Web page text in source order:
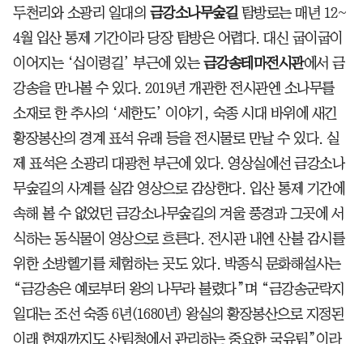
두천리와 소광리 일대의 금강소나무숲길 탐방로는 매년 12~
4월 입산 통제 기간이라 당장 탐방은 어렵다. 대신 굽이굽이
이어지는 ‘십이령길’ 부근에 있는 금강송테마전시관에서 금
강송을 만나볼 수 있다. 2019년 개관한 전시관엔 소나무를
소재로 한 추사의 ‘세한도’ 이야기, 숙종 시대 바위에 새긴
황장봉산의 경계 표석 유래 등을 전시물로 만날 수 있다. 실
제 표석은 소광리 대광천 부근에 있다. 영상실에선 금강소나
무숲길의 사계를 실감 영상으로 감상한다. 입산 통제 기간에
속해 볼 수 없었던 금강소나무숲길의 겨울 풍경과 그곳에 서
식하는 동식물이 영상으로 흐른다. 전시관 내엔 산불 감시를
위한 소방헬기를 체험하는 곳도 있다. 박종식 문화해설사는
“금강송은 예로부터 왕의 나무라 불렸다”며 “금강송군락지
일대는 조선 숙종 6년(1680년) 왕실의 황장봉산으로 지정된
이래 현재까지도 산림청에서 관리하는 중요한 국유림”이라